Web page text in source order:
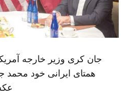
جان کری وزیر خارجه
همتای ایرانی خود محمد